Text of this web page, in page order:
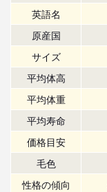
英語名
原産国
サイズ
平均体高
平均体重
平均寿命
価格目安
毛色
性格の傾向